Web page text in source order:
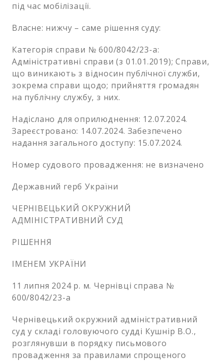
під час мобілізації.
Власне: нижчу – саме рішення суду:
Категорія справи № 600/8042/23-а:
Адміністративні справи (з 01.01.2019); Справи,
що виникають з відносин публічної служби,
зокрема справи щодо; прийняття громадян
на публічну службу, з них.
Надіслано для оприлюднення: 12.07.2024.
Зареєстровано: 14.07.2024. Забезпечено
надання загального доступу: 15.07.2024.
Номер судового провадження: не визначено
Державний герб України
ЧЕРНІВЕЦЬКИЙ ОКРУЖНИЙ
АДМІНІСТРАТИВНИЙ СУД
РІШЕННЯ
ІМЕНЕМ УКРАЇНИ
11 липня 2024 р. м. Чернівці справа №
600/8042/23-а
Чернівецький окружний адміністративний
суд у складі головуючого судді Кушнір В.О.,
розглянувши в порядку письмового
провадження за правилами спрощеного